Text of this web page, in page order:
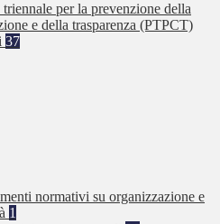
triennale per la prevenzione della
e della trasparenza (PTPCT)
37
normativi su organizzazione e
1